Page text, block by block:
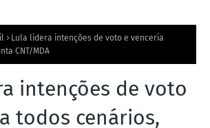
Lula lidera intenções de voto e venceria
CNT/MDA
intenções de voto
todos cenários,